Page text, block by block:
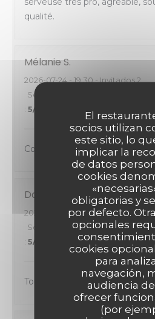
El
socios utilizan
este sitio, lo
implicar la
de datos
cookies
obligatorias y
por defecto.
opcionales
cookies
para
navegación,
audiencia
ofrecer
(por
qualité.
MélanieS
2026-07-24- 19:30 - Invitados 2
Servicio
: 5/5
Comme toujours nickel
David
2026-07-24
- 18:30 - Invitados 4
Servicio
/5 Ambiente:5 /5
: 5/5
Toujours aussi agréable de